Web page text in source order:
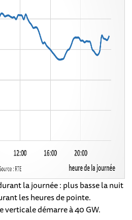
la journée : plus basse la nuit
les heures de pointe.
démarre à 40 GW.